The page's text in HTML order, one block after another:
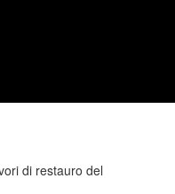
di restauro del